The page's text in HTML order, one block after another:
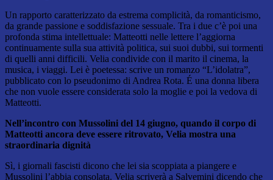
Un rapporto caratterizzato da estrema complicità, da romanticismo,
da grande passione e soddisfazione sessuale. Tra i due c’è poi una
profonda stima intellettuale: Matteotti nelle lettere l’aggiorna
continuamente sulla sua attività politica, sui suoi dubbi, sui tormenti
di quelli anni difficili. Velia condivide con il marito il cinema, la
musica, i viaggi. Lei è poetessa: scrive un romanzo “L’idolatra”,
pubblicato con lo pseudonimo di Andrea Rota. É una donna libera
che non vuole essere considerata solo la moglie e poi la vedova di
Matteotti.
Nell’incontro con Mussolini del 14 giugno, quando il corpo di
Matteotti ancora deve essere ritrovato, Velia mostra una
straordinaria dignità
Sì, i giornali fascisti dicono che lei sia scoppiata a piangere e
Mussolini l’abbia consolata. Velia scriverà a Salvemini dicendo che